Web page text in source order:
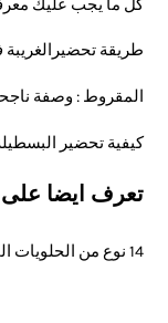
كل ما يجب عليك
طريقة
المقروط : وصفة ناجحة في
كيفية تحضير البسطيلة في
تعرف ايضا
14 نوع من الحلويات المغربية